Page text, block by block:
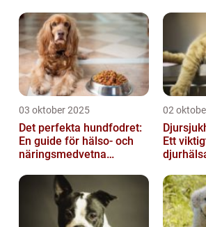
03 oktober 2025
Det perfekta hundfodret:
En guide för hälso- och
näringsmedvetna
02
Ett